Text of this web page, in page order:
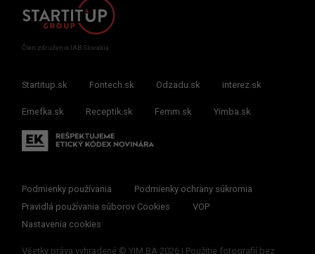
Člen združenia IAB Slovakia
Startitup.sk Fontech.sk Odzadu.sk interez.sk
Emefka.sk Receptik.sk Femm.sk Yimba.sk
Podmienky používania
Podmienky ochrany súkromia
Pravidlá používania súborov Cookies
VOP
Nastavenia cookies
Všetky práva vyhradené © YIM.BA 2026 | Použitie fotografií bez